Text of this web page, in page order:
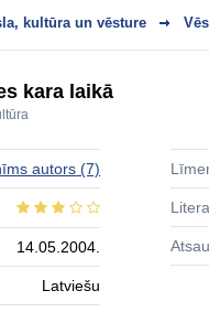
kultūra un vēsture
kara laikā
autors (7)
14.05.2004.
Latviešu